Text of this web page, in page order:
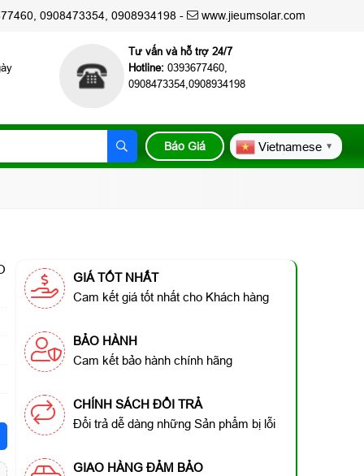
0908473354, 0908934198 - www.jieumsolar.com
Tư vấn và hỗ trợ 24/7
Hotline: 0393677460,
0908473354,0908934198
Báo Giá Vietnamese ▼
GIÁ TỐT NHẤT
Cam kết giá tốt nhất cho Khách hàng
BẢO HÀNH
Cam kết bảo hành chính hãng
CHÍNH SÁCH ĐỔI TRẢ
Đổi trả dễ dàng những Sản phẩm bị lỗi
GIAO HÀNG ĐẢM BẢO